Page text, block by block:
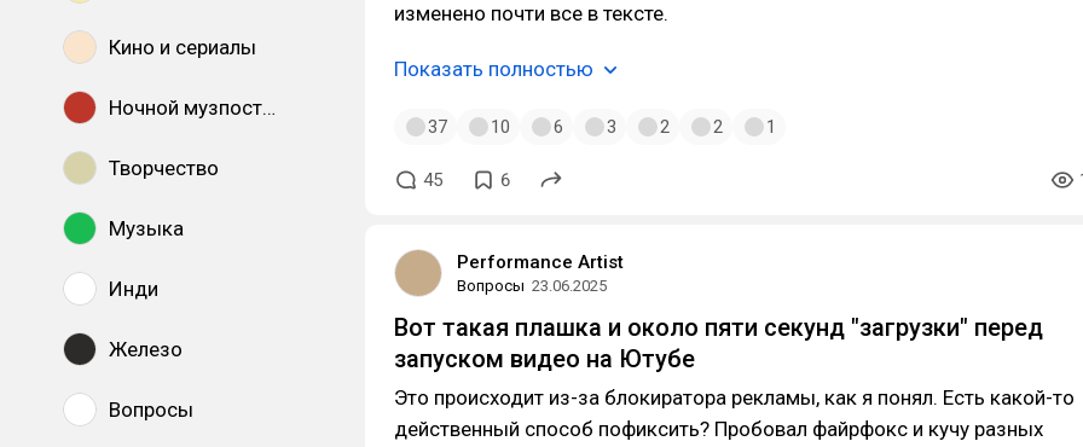
Кино и сериалы
Ночной музпостинг
Творчество
Музыка
Инди
Железо
Вопросы
изменено почти все в тексте.
Показать полностью
37 10 6 3 2 2 1
45 6
Performance Аrtist
Вопросы 23.06.2025
Вот такая плашка и около пяти секунд "загрузки" перед
запуском видео на Ютубе
Это происходит из-за блокиратора рекламы, как я понял. Есть какой-то
действенный способ пофиксить? Пробовал файрфокс и кучу разных